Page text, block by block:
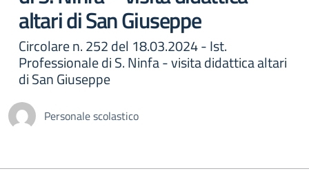
altari di San Giuseppe
Circolare n. 252 del 18.03.2024 - Ist.
Professionale di S. Ninfa - visita didattica altari
di San Giuseppe
Personale scolastico